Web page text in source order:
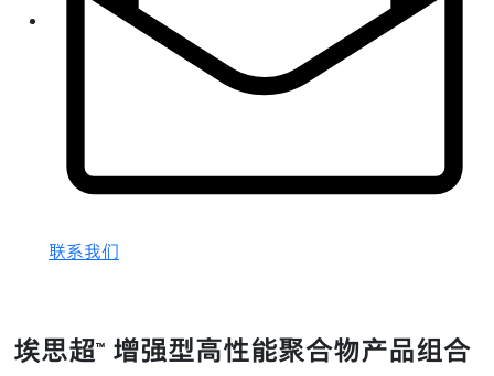
联系我们
埃思超™ 增强型高性能聚合物产品组合